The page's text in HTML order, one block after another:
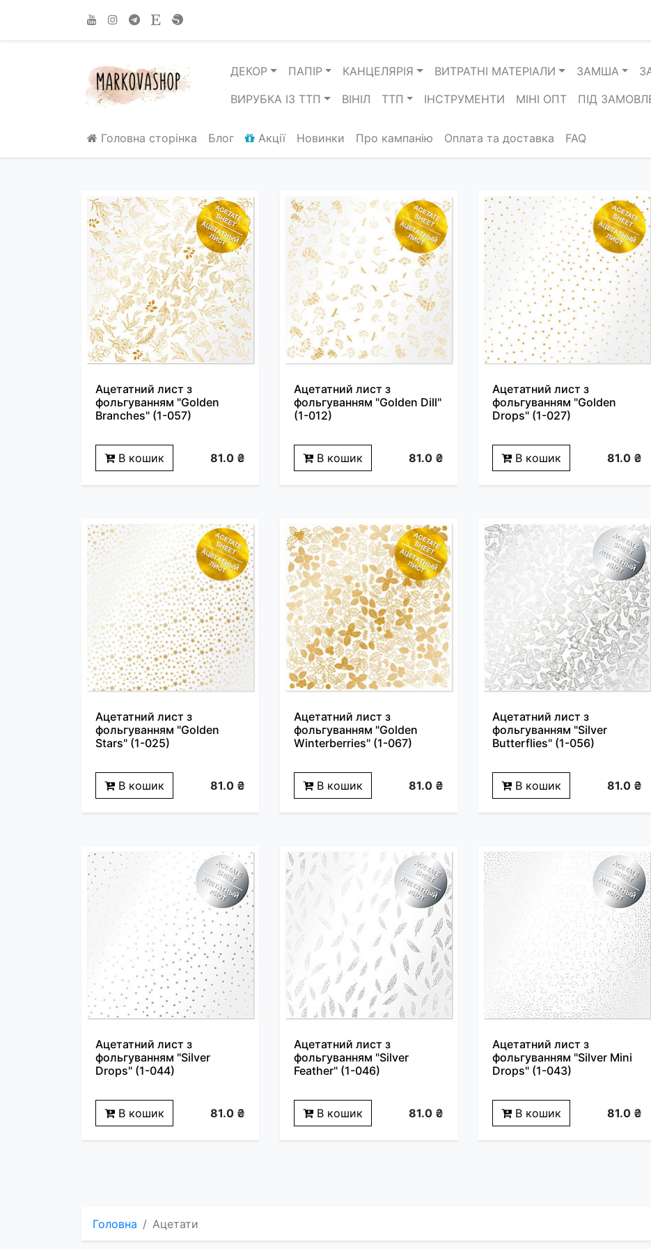
ДЕКОР ПАПІР КАНЦЕЛЯРІЯ ВИТРАТНІ МАТЕРІАЛИ ЗАМША
ВИРУБКА ІЗ ТТП
ВІНІЛ ТТП ІНСТРУМЕНТИ МІНІ ОПТ ПІД
Головна сторінка Блог Акції Новинки Про кампанію Оплата та доставка FAQ
Ацетатний лист з
фольгуванням "Golden
Branches" (1-057)
В кошик 81.0 ₴
Ацетатний лист з
фольгуванням "Golden Dill"
(1-012)
В кошик 81.0 ₴
Ацетатний лист з
фольгуванням "Golden
Drops" (1-027)
В кошик 81.0 ₴
Ацетатний лист з
фольгуванням "Golden
Stars" (1-025)
В кошик 81.0 ₴
Ацетатний лист з
фольгуванням "Golden
Winterberries" (1-067)
В кошик 81.0 ₴
Ацетатний лист з
фольгуванням "Silver
Butterflies" (1-056)
В кошик 81.0 ₴
Ацетатний лист з
фольгуванням "Silver
Drops" (1-044)
В кошик 81.0 ₴
Ацетатний лист з
фольгуванням "Silver
Feather" (1-046)
В кошик 81.0 ₴
Ацетатний лист з
фольгуванням "Silver Mini
Drops" (1-043)
В кошик 81.0 ₴
Головна Ацетати